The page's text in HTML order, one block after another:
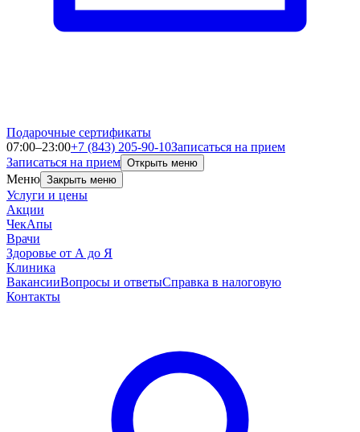
Подарочные сертификаты
07:00–23:00+7 (843) 205-90-10Записаться на прием
Записаться на прием Открыть меню
Меню Закрыть меню
Услуги и цены
Акции
ЧекАпы
Врачи
Здоровье от А до Я
Клиника
ВакансииВопросы и ответыСправка в налоговую
Контакты